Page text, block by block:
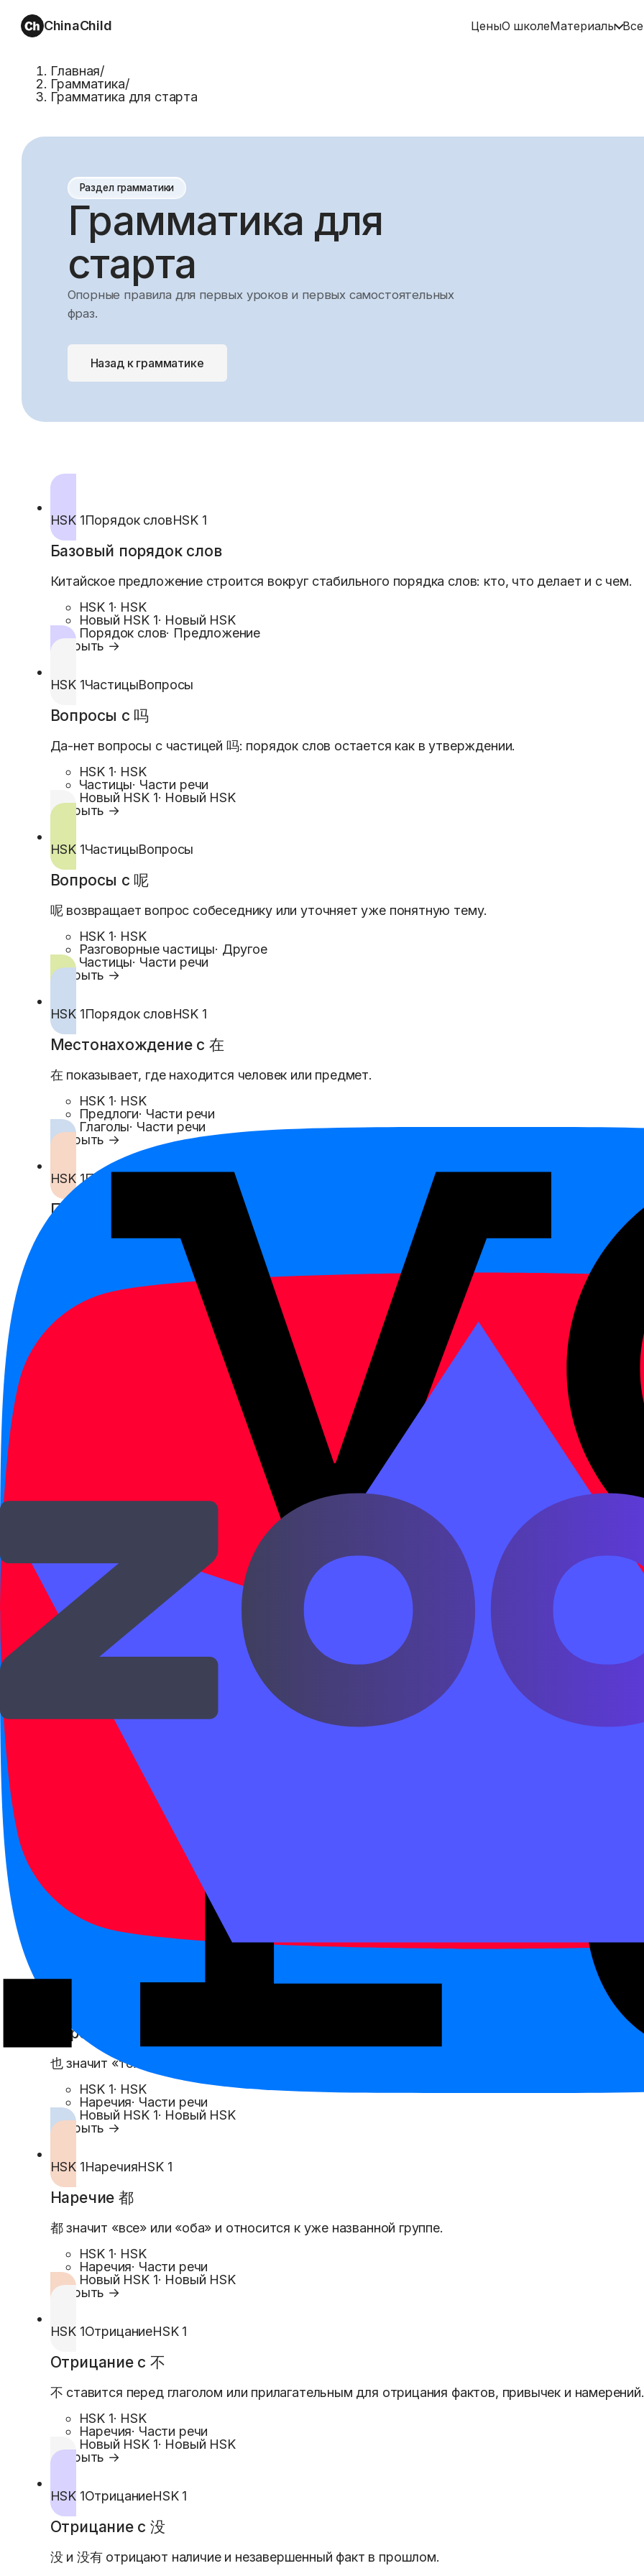
ChinaChild ЦеныО школеМатериалы
Главная/
Грамматика/
Грамматика для старта
Раздел грамматики
Грамматика для
старта
Опорные правила для первых уроков и первых самостоятельных
фраз.
Назад к грамматике
HSK 1Порядок словHSK 1
Базовый порядок слов
Китайское предложение строится вокруг стабильного порядка слов: кто, что делает и с чем.
HSK 1· HSK
Новый HSK 1· Новый HSK
Порядок слов· Предложение
Открыть →
HSK 1ЧастицыВопросы
Вопросы с 吗
Да-нет вопросы с частицей 吗: порядок слов остается как в утверждении.
HSK 1· HSK
Частицы· Части речи
Новый HSK 1· Новый HSK
Открыть →
HSK 1ЧастицыВопросы
Вопросы с 呢
呢 возвращает вопрос собеседнику или уточняет уже понятную тему.
HSK 1· HSK
Разговорные частицы· Другое
Частицы· Части речи
Открыть →
HSK 1Порядок словHSK 1
Местонахождение с 在
在 показывает, где находится человек или предмет.
HSK 1· HSK
Предлоги· Части речи
Глаголы· Части речи
Открыть →
HSK 1Порядок слов
Предложения с 是
是 связывает А и Б: человек, предмет или место относится к какой-то роли, классу или
Части речи
Новый HSK 1
Новый HSK
Открыть →
有 показывает наличие: у кого-то что-то есть или где-то что-то находится.
Вопросительные слова 什么 / 谁 / 哪儿
什么, 谁 и 哪儿 остаются на обычном месте в китайском предложении.
HSK 1
Новый HSK 1·
·Предложение
Порядок слов
Время в китайском выражается через 点 и 分 и обычно ставится перед действием.
HSK
Новый HSK 1
Порядок слов
Время и вид действия
Дни недели и даты
Китайская дата идет от большего к меньшему: год, месяц, день и день недели.
HSK 1
Новый HSK 1·Новый HSK
Наречие 也
也 значит «тоже» и ставится перед глаголом, прилагательным или отрицанием.
HSK 1· HSK
Наречия· Части речи
Новый HSK 1· Новый HSK
Открыть →
HSK 1НаречияHSK 1
Наречие 都
都 значит «все» или «оба» и относится к уже названной группе.
HSK 1· HSK
Наречия· Части речи
Новый HSK 1· Новый HSK
Открыть →
HSK 1ОтрицаниеHSK 1
Отрицание с 不
不 ставится перед глаголом или прилагательным для отрицания фактов, привычек и намерений.
HSK 1· HSK
Наречия· Части речи
Новый HSK 1· Новый HSK
Открыть →
HSK 1ОтрицаниеHSK 1
Отрицание с 没
没 и 没有 отрицают наличие и незавершенный факт в прошлом.